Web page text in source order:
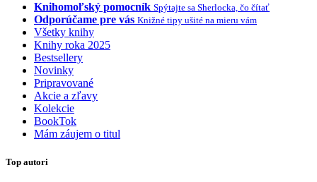
Knihomoľský pomocník Spýtajte sa Sherlocka, čo čítať
Odporúčame pre vás Knižné tipy ušité na mieru vám
Všetky knihy
Knihy roka 2025
Bestsellery
Novinky
Pripravované
Akcie a zľavy
Kolekcie
BookTok
Mám záujem o titul
Top autori